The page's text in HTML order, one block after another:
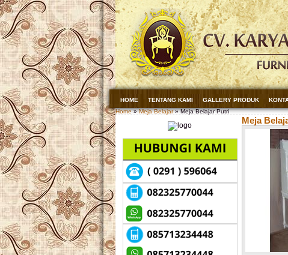
HOME TENTANG KAMI GALLERY PRODUK
Home»Meja Belajar» Meja Belajar Putri
Meja